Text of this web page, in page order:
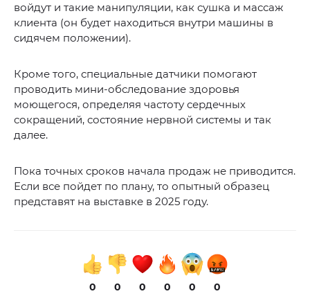
войдут и такие манипуляции, как сушка и массаж
клиента (он будет находиться внутри машины в
сидячем положении).
Кроме того, специальные датчики помогают
проводить мини-обследование здоровья
моющегося, определяя частоту сердечных
сокращений, состояние нервной системы и так
далее.
Пока точных сроков начала продаж не приводится.
Если все пойдет по плану, то опытный образец
представят на выставке в 2025 году.
0 0 0 0 0 0